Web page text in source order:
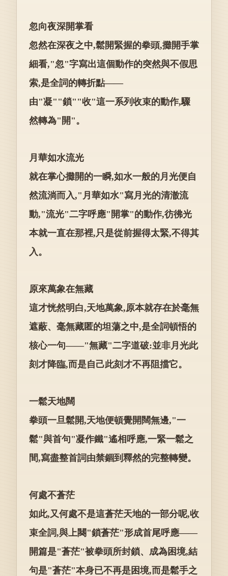
忽向夜深開掌看
忽然在深夜之中,鬆開緊握的拳頭,攤開手掌
細看,"忽"字寫出這個動作的突然與不假思
索,是全詞的轉折點——
由"凝""鎖""收"這一系列收束的動作,驟
然轉為"開"。
月華如水流光
就在掌心攤開的一瞬,如水一般的月光便自
然流淌而入,"月華如水"寫月光的清澈流
動,"流光"二字呼應"開掌"的動作,彷彿光
本就一直在那裡,只是從前握得太緊,不得其
入。
原來萬象在無藏
這才恍然明白,天地萬象,原本就存在於毫無
遮蔽、毫無藏匿的坦蕩之中,是全詞頓悟的
核心一句——"無藏"二字道破:並非月光此
刻才降臨,而是自己此刻才不再阻擋它。
一鬆天地闊
拳頭一旦鬆開,天地便頓覺開闊無邊,"一
鬆"與首句"凝作鐵"遙相呼應,一緊一鬆之
間,寫盡整首詞由禁錮到釋然的完整轉變。
何處不蒼茫
如此,又何處不是這蒼茫天地的一部分呢,收
束全詞,與上闋"鎖蒼茫"形成首尾呼應——
開篇是"蒼茫"被拳頭所封鎖、成為困境,結
句是"蒼茫"本身已不再是困境,而是鬆手之